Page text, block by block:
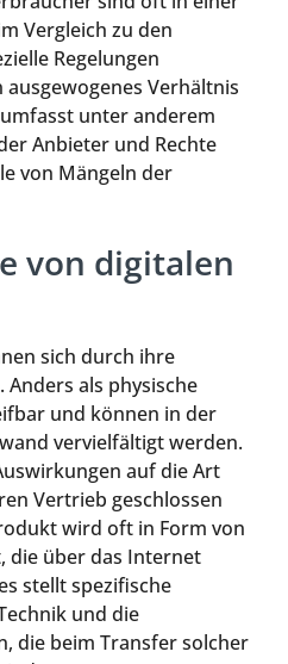
Vergleich zu den
Regelungen
Verhältnis
unter anderem
Anbieter und Rechte
von Mängeln der
von digitalen
sich durch ihre
als physische
und können in der
vervielfältigt werden.
auf die Art
Vertrieb geschlossen
wird oft in Form von
die über das Internet
stellt spezifische
und die
die beim Transfer solcher